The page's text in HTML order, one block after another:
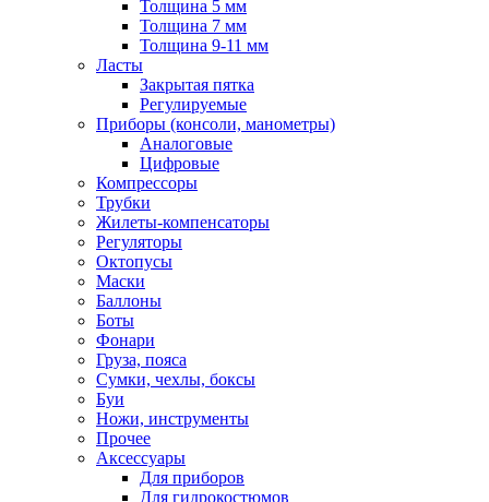
Толщина 5 мм
Толщина 7 мм
Толщина 9-11 мм
Ласты
Закрытая пятка
Регулируемые
Приборы (консоли, манометры)
Аналоговые
Цифровые
Компрессоры
Трубки
Жилеты-компенсаторы
Регуляторы
Октопусы
Маски
Баллоны
Боты
Фонари
Груза, пояса
Сумки, чехлы, боксы
Буи
Ножи, инструменты
Прочее
Аксессуары
Для приборов
Для гидрокостюмов